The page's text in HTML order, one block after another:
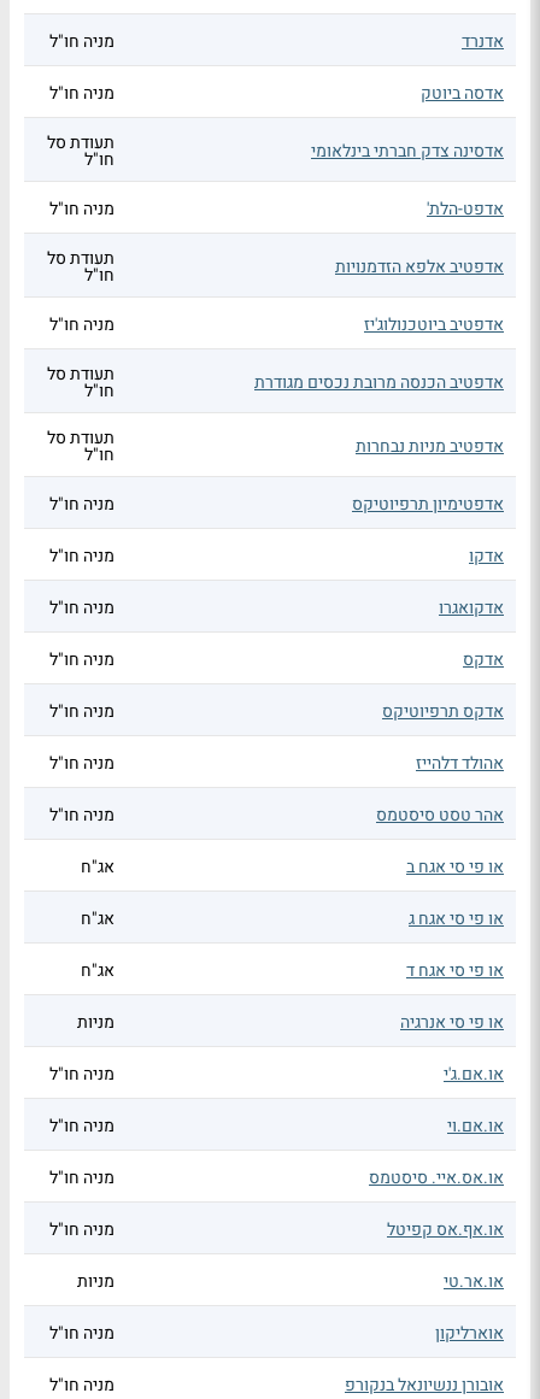
אדנרד מניה חו"ל
אדסה ביוטק מניה חו"ל
אדסינה צדק חברתי בינלאומי תעודת סל
חו"ל
אדפט-הלת'
מניה חו"ל
אדפטיב אלפא הזדמנויות תעודת סל
חו"ל
אדפטיב ביוטכנולוג'יז
מניה חו"ל
אדפטיב הכנסה מרובת נכסים מגודרת תעודת סל
חו"ל
אדפטיב מניות נבחרות תעודת סל
חו"ל
אדפטימיון תרפיוטיקס
מניה חו"ל
אדקו מניה חו"ל
אדקואגרו מניה חו"ל
אדקס מניה חו"ל
אדקס תרפיוטיקס מניה חו"ל
אהולד דלהייז מניה חו"ל
אהר טסט סיסטמס מניה חו"ל
או פי סי אגח ב אג"ח
או פי סי אגח ג אג"ח
או פי סי אגח ד אג"ח
או פי סי אנרגיה מניות
או.אם.ג'י מניה חו"ל
או.אם.וי מניה חו"ל
או.אס.איי. סיסטמס מניה חו"ל
או.אף.אס קפיטל מניה חו"ל
או.אר.טי מניות
אוארליקון מניה חו"ל
אובורן ננשיונאל בנקורפ מניה חו"ל